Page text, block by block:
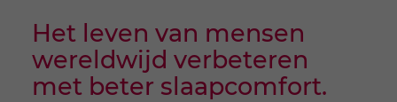
Het leven van mensen
wereldwijd verbeteren
met beter slaapcomfort.